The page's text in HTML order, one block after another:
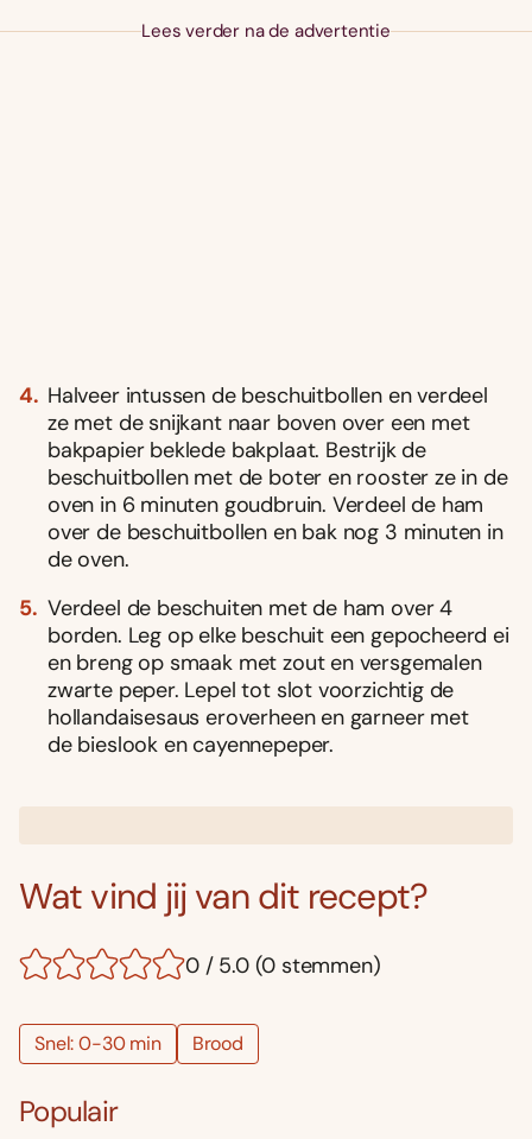
Lees verder na de advertentie
Halveer intussen de beschuitbollen en verdeel
ze met de snijkant naar boven over een met
bakpapier beklede bakplaat. Bestrijk de
beschuitbollen met de boter en rooster ze in de
oven in 6 minuten goudbruin. Verdeel de ham
over de beschuitbollen en bak nog 3 minuten in
de oven.
Verdeel de beschuiten met de ham over 4
borden. Leg op elke beschuit een gepocheerd ei
en breng op smaak met zout en versgemalen
zwarte peper. Lepel tot slot voorzichtig de
hollandaisesaus eroverheen en garneer met
de bieslook en cayennepeper.
Wat vind jij van dit recept?
0 / 5.0 (0 stemmen)
Snel: 0-30 min Brood
Populair